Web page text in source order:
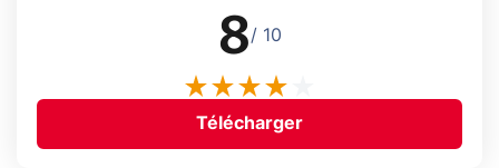
8/ 10
Télécharger